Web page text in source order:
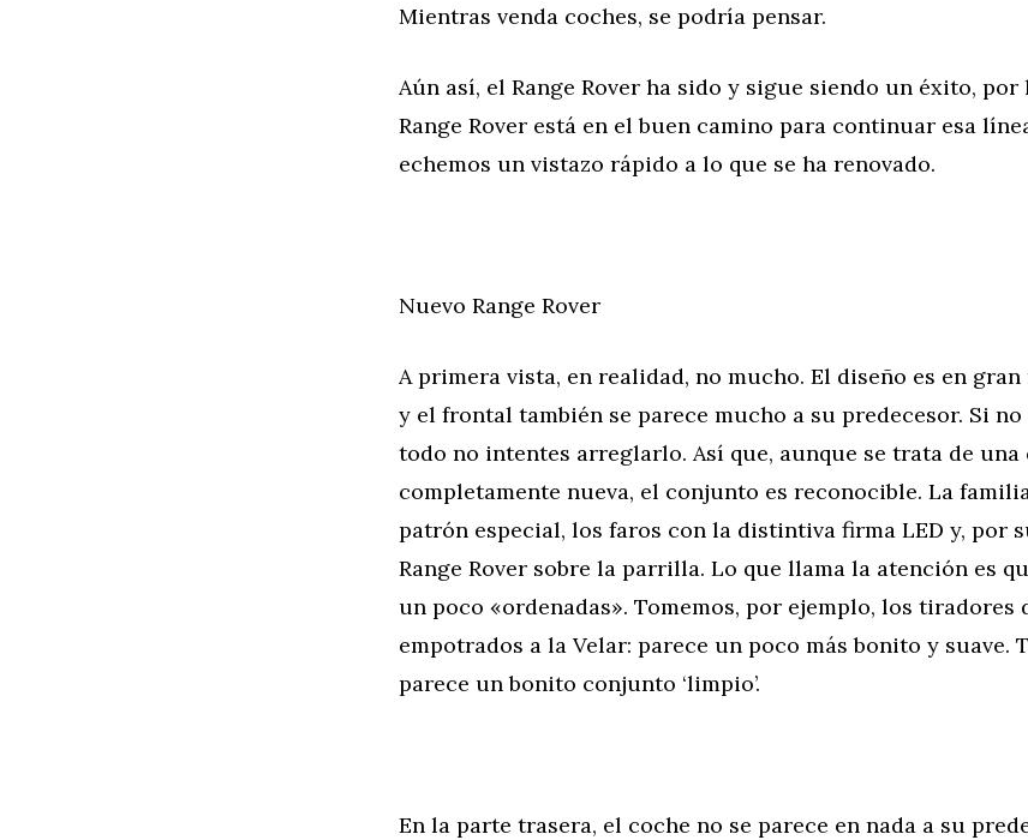
Mientras venda coches, se podría pensar.
Aún así, el Range Rover ha sido y sigue siendo un éxito, por
Range Rover está en el buen camino para continuar esa
echemos un vistazo rápido a lo que se ha renovado.
Nuevo Range Rover
A primera vista, en realidad, no mucho. El diseño es en
y el frontal también se parece mucho a su predecesor. Si
todo no intentes arreglarlo. Así que, aunque se trata de
completamente nueva, el conjunto es reconocible. La
patrón especial, los faros con la distintiva firma LED y, por
Range Rover sobre la parrilla. Lo que llama la atención es
un poco «ordenadas». Tomemos, por ejemplo, los tiradores
empotrados a la Velar: parece un poco más bonito y suave.
parece un bonito conjunto ‘limpio’.
En la parte trasera, el coche no se parece en nada a su